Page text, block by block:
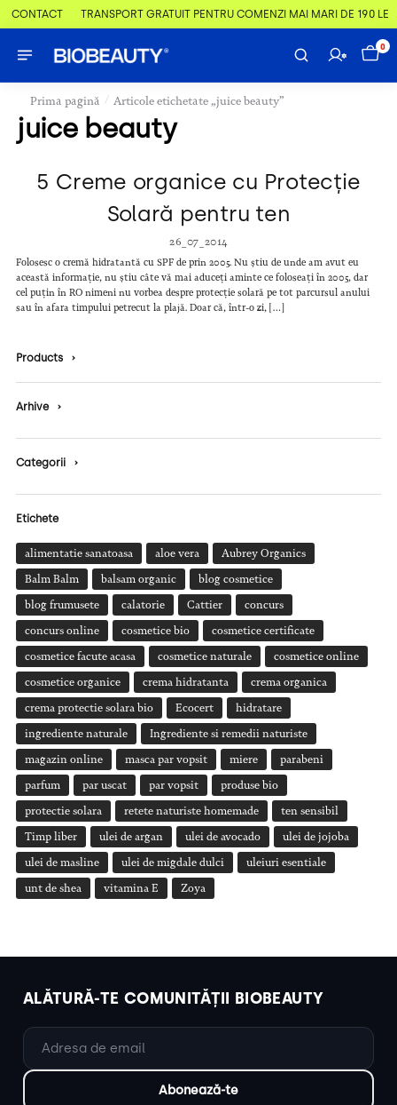
CONTACT TRANSPORT GRATUIT PENTRU COMENZI MAI MARI DE 190 LEI
0
Prima pagină / Articole etichetate „juice beauty”
juice beauty
5 Creme organice cu Protecție
Solară pentru ten
26_07_2014
Folosesc o cremă hidratantă cu SPF de prin 2005. Nu știu de unde am avut eu
această informație, nu știu câte vă mai aduceți aminte ce foloseați în 2005, dar
cel puțin în RO nimeni nu vorbea despre protecție solară pe tot parcursul anului
sau în afara timpului petrecut la plajă. Doar că, într-o zi, […]
Products ›
Arhive ›
Categorii ›
Etichete
alimentatie sanatoasa aloe vera Aubrey Organics
Balm Balm balsam organic blog cosmetice
blog frumusete calatorie Cattier concurs
concurs online cosmetice bio cosmetice certificate
cosmetice facute acasa cosmetice naturale cosmetice online
cosmetice organice crema hidratanta crema organica
crema protectie solara bio Ecocert hidratare
ingrediente naturale Ingrediente si remedii naturiste
magazin online masca par vopsit miere parabeni
parfum par uscat par vopsit produse bio
protectie solara retete naturiste homemade ten sensibil
Timp liber ulei de argan ulei de avocado ulei de jojoba
ulei de masline ulei de migdale dulci uleiuri esentiale
unt de shea vitamina E Zoya
ALĂTURĂ-TE COMUNITĂȚII BIOBEAUTY